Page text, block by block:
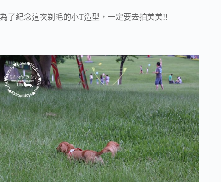
為了紀念這次剃毛的小T造型，一定要去拍美美!!